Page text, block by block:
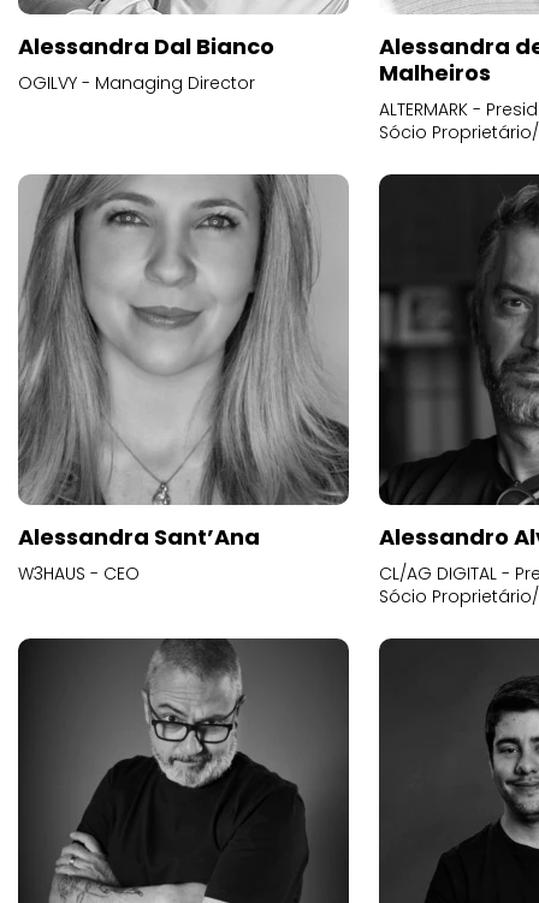
Alessandra Dal Bianco
OGILVY - Managing Director
Alessandra
Malheiros
ALTERMARK -
Sócio
Alessandra Sant’Ana
W3HAUS - CEO
Alessandro
CL/AG DIGITAL -
Sócio